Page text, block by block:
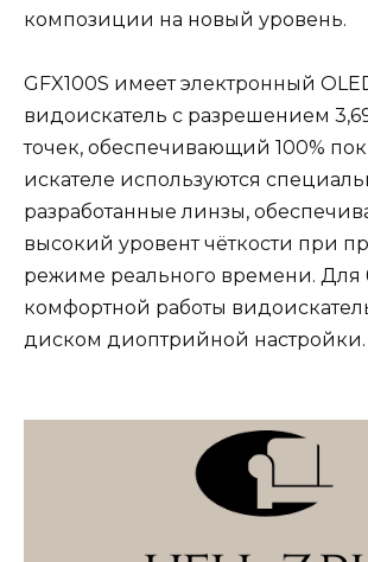
композиции на новый уровень.
GFX100S имеет электронный
видоискатель с разрешением
точек, обеспечивающий 100%
искателе используются
разработанные линзы,
высокий уровент чёткости при
режиме реального времени. Для
комфортной работы
диском диоптрийной настройки.